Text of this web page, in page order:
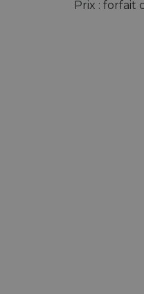
Prix : forfait